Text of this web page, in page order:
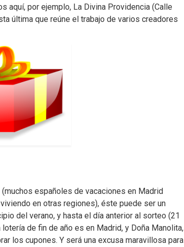
aquí, por ejemplo, La Divina Providencia (Calle
última que reúne el trabajo de varios creadores
españoles de vacaciones en Madrid
en otras regiones), éste puede ser un
del verano, y hasta el día anterior al sorteo (21
de fin de año es en Madrid, y Doña Manolita,
los cupones. Y será una excusa maravillosa para